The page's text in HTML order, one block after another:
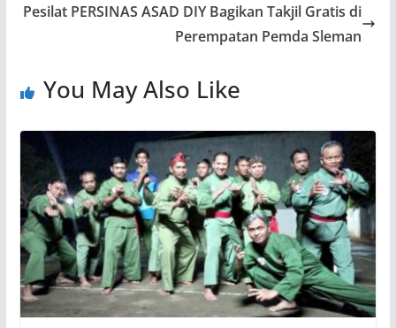
Pesilat PERSINAS ASAD DIY Bagikan Takjil Gratis di
Perempatan Pemda Sleman
You May Also Like